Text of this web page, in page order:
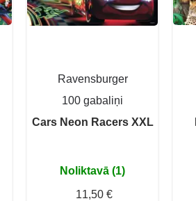
Ravensburger
100 gabaliņi
Cars Neon Racers XXL
Noliktavā (1)
11,50 €